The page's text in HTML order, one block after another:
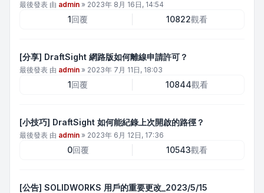
最後發表 由 admin » 2023年 8月 16日, 14:54
1回覆 10822觀看
[分享] DraftSight 網路版如何離線申請許可？
最後發表 由 admin » 2023年 7月 11日, 18:03
1回覆 10844觀看
[小技巧] DraftSight 如何能紀錄上次開啟的路徑？
最後發表 由 admin » 2023年 6月 12日, 17:36
0回覆 10543觀看
[公告] SOLIDWORKS 用戶的重要更改_2023/5/15